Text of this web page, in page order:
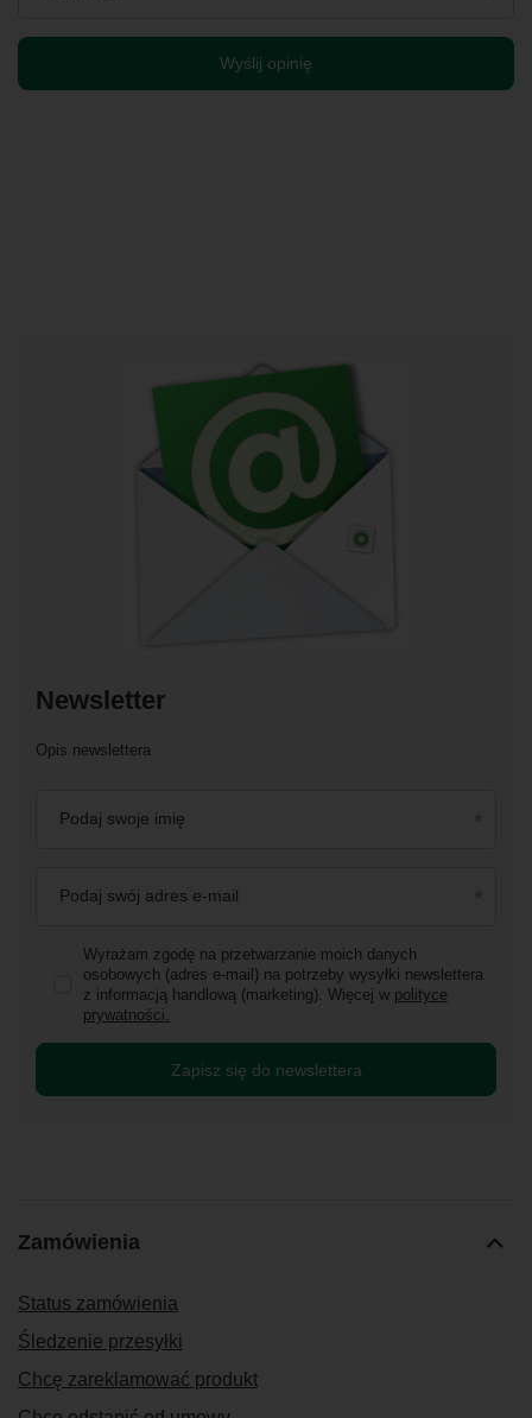
Wyślij opinię
Newsletter
Opis newslettera
Podaj swoje imię
Podaj swój adres e-mail
Wyrażam zgodę na przetwarzanie moich danych
osobowych (adres e-mail) na potrzeby wysyłki newslettera
z informacją handlową (marketing). Więcej w polityce
prywatności.
Zapisz się do newslettera
Zamówienia
Status zamówienia
Śledzenie przesyłki
Chcę zareklamować produkt